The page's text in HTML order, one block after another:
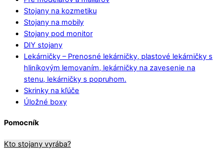
Stojany na kozmetiku
Stojany na mobily
Stojany pod monitor
DIY stojany
Lekárničky – Prenosné lekárničky, plastové lekárničky s
hliníkovým lemovaním, lekárničky na zavesenie na
stenu, lekárničky s popruhom.
Skrinky na kľúče
Úložné boxy
Pomocník
Kto stojany vyrába?